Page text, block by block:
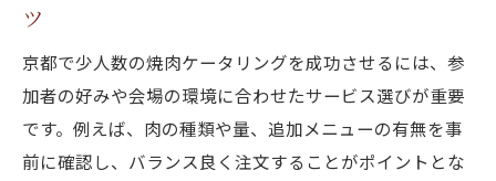
京都ケータリング少人数焼肉選びのコツと
は
ツ
京都で少人数の焼肉ケータリングを成功させるには、参
加者の好みや会場の環境に合わせたサービス選びが重要
です。例えば、肉の種類や量、追加メニューの有無を事
前に確認し、バランス良く注文することがポイントとな